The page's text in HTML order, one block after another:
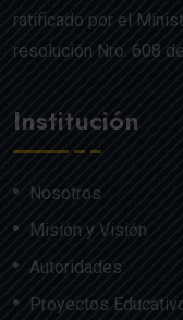
ratificado por el
resolución Nro. 608
Institución
Nosotros
Misión y Visión
Autoridades
Proyectos